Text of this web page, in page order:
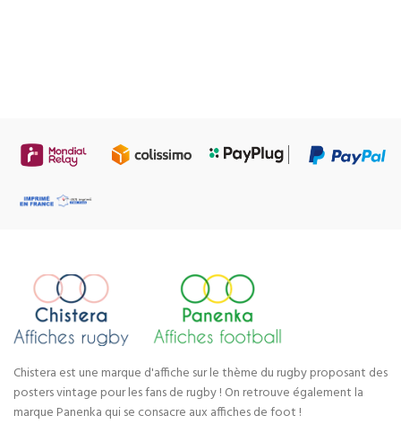
Chistera est une marque d'affiche sur le thème du rugby proposant des
posters vintage pour les fans de rugby ! On retrouve également la
marque Panenka qui se consacre aux affiches de foot !